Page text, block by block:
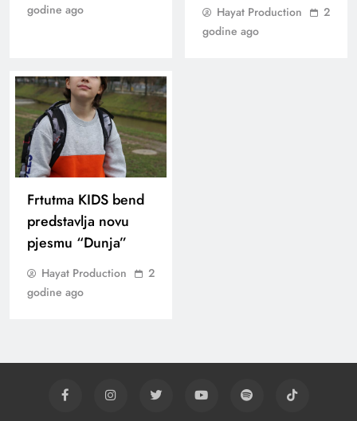
godine ago
Hayat Production
2
godine ago
Frtutma KIDS bend
predstavlja novu
pjesmu “Dunja”
Hayat Production
2
godine ago